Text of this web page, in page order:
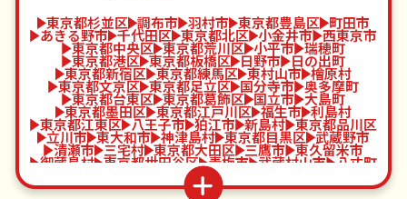
東京都杉並区 調布市 羽村市 東京都豊島区 町田市
あきる野市 千代田区 東京都北区 小金井市 西東京市
東京都中央区 東京都荒川区 小平市 瑞穂町
東京都港区 東京都板橋区 日野市 日の出町
東京都新宿区 東京都練馬区 東村山市 檜原村
東京都文京区 東京都足立区 国分寺市 奥多摩町
東京都台東区 東京都葛飾区 国立市 大島町
東京都墨田区 東京都江戸川区 福生市 利島村
東京都江東区 八王子市 狛江市 新島村 東京都品川区
立川市 東大和市 神津島村 東京都目黒区 武蔵野市
清瀬市 三宅村 東京都大田区 三鷹市 東久留米市
御蔵島村 東京都世田谷区 青梅市 武蔵村山市 八丈町
多摩市
昭島市 稲城市 小笠原村